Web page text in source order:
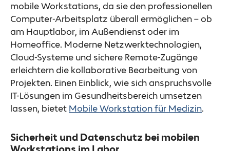
mobile Workstations, da sie den professionellen
Computer-Arbeitsplatz überall ermöglichen – ob
am Hauptlabor, im Außendienst oder im
Homeoffice. Moderne Netzwerktechnologien,
Cloud-Systeme und sichere Remote-Zugänge
erleichtern die kollaborative Bearbeitung von
Projekten. Einen Einblick, wie sich anspruchsvolle
IT-Lösungen im Gesundheitsbereich umsetzen
lassen, bietet Mobile Workstation für Medizin.
Sicherheit und Datenschutz bei mobilen